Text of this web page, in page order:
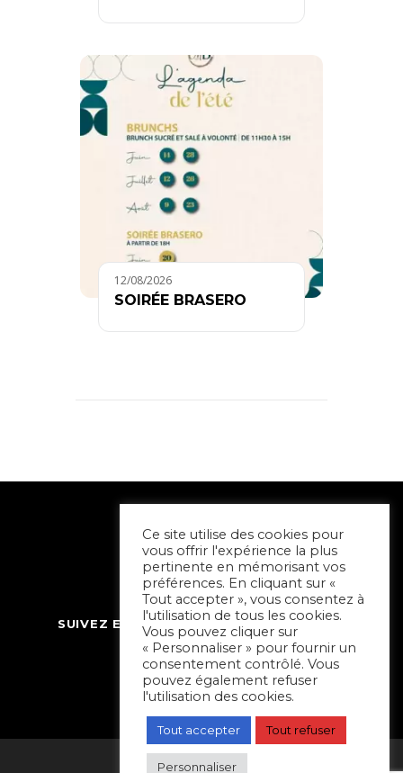
12/08/2026
SOIRÉE BRASERO
SUIVEZ ET CONTACTEZ SORTIR À NIORT
Ce site utilise des cookies pour
vous offrir l'expérience la plus
pertinente en mémorisant vos
préférences. En cliquant sur «
Tout accepter », vous consentez à
l'utilisation de tous les cookies.
Vous pouvez cliquer sur
« Personnaliser » pour fournir un
consentement contrôlé. Vous
pouvez également refuser
l'utilisation des cookies.
Tout accepter Tout refuser
Personnaliser